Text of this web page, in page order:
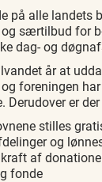
på alle landets
særtilbud for
dag- og
år at
foreningen
Derudover er
stilles
og
af
fonde